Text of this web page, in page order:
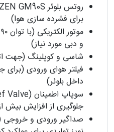
برای فشرده‌ سازی هوا)
و دبی مورد نیاز)
شاسی و کوپلینگ (جهت
فیلتر هوای ورودی (برای
داخل بلوئر)
جلوگیری از افزایش بیش